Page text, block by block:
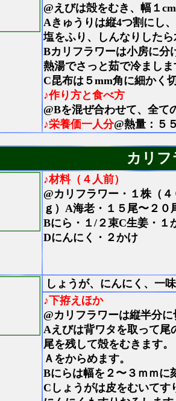
@えびは殻をむき、幅１
Aきゅうりは縦4つ割にし、
塩をふり、しんなりしたら
Bカリフラワーは小房に分
熱湯でさっと茹で冷ましま
C昆布は５mm角に細かく
♪作り方と食べ方
@Bを混ぜ合わせて、全て
♪栄養価一人分@熱量：５
カリフ
♪材料（４人前）
@カリフラワー・１株（４
ｇ）A海老・１５尾〜２０
Bにら・１/２束C生姜・１
Dにんにく・２かけ
しょうが、にんにく、一
♪下拵えほか
@カリフラワーは縦半分
Aえびは背ワタを取って尾
尾を残して殻をむきます。
Ａをからめます。
Bにらは幅を２〜３ｍｍに
C しょうがは皮をむいてす